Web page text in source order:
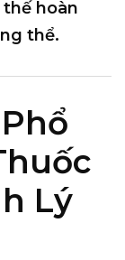
hoàn
thể.
Lý